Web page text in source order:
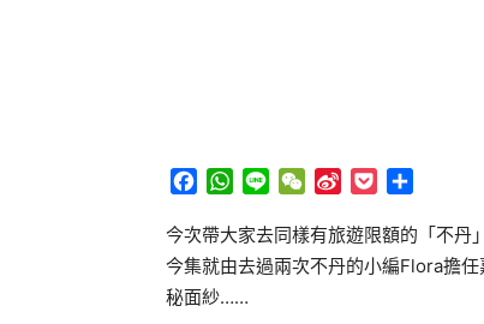
Facebook
WhatsApp
Line WeChat
Sina
Pocket
今次帶大家去同樣有旅遊限額的「不丹
今集就由去過兩次不丹的小編Flora擔
秘面紗……